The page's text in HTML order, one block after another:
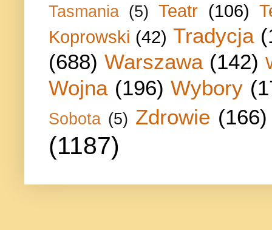
Tasmania (5) Teatr (106)
Koprowski (42) Tradycja
(688) Warszawa (142)
Wojna (196) Wybory
Sobota (5) Zdrowie (166)
(1187)